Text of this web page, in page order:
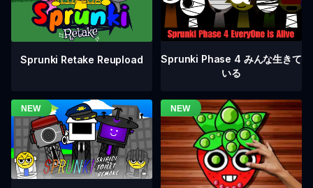
Sprunki Retake Reupload
Sprunki Phase 4 みんな生きて
いる